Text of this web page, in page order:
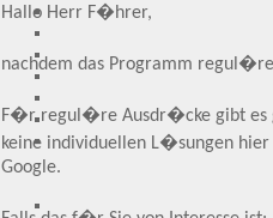
Hallo Herr F�hrer,
nachdem das Programm
F�r regul�re Ausdr�cke gibt es
keine individuellen L�sungen
Google.